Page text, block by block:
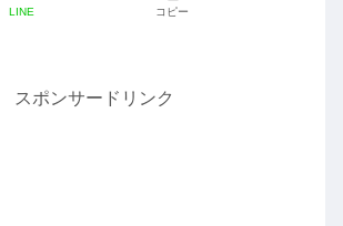
LINE コピー
スポンサードリンク